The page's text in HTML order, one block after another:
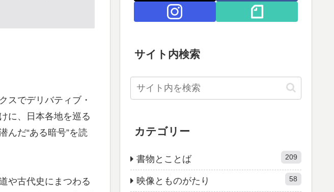
スでデリバティブ・
に、日本各地を巡る
んだ“ある暗号”を読
や古代史にまつわる
サイト内検索
カテゴリー
書物とことば 209
映像とものがたり 58